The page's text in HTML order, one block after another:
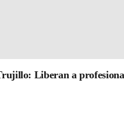
Liberan a